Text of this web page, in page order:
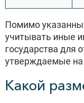
Помимо
учитывать иные
государства для
утверждаемые на
Какой